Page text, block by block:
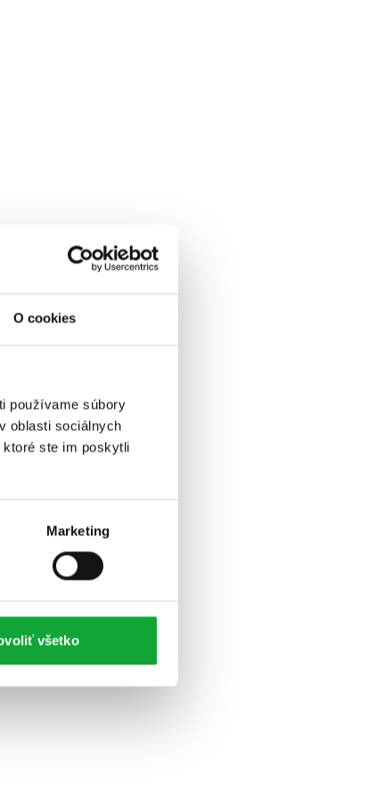
O cookies
používame súbory
oblasti sociálnych
ste im poskytli
Marketing
všetko